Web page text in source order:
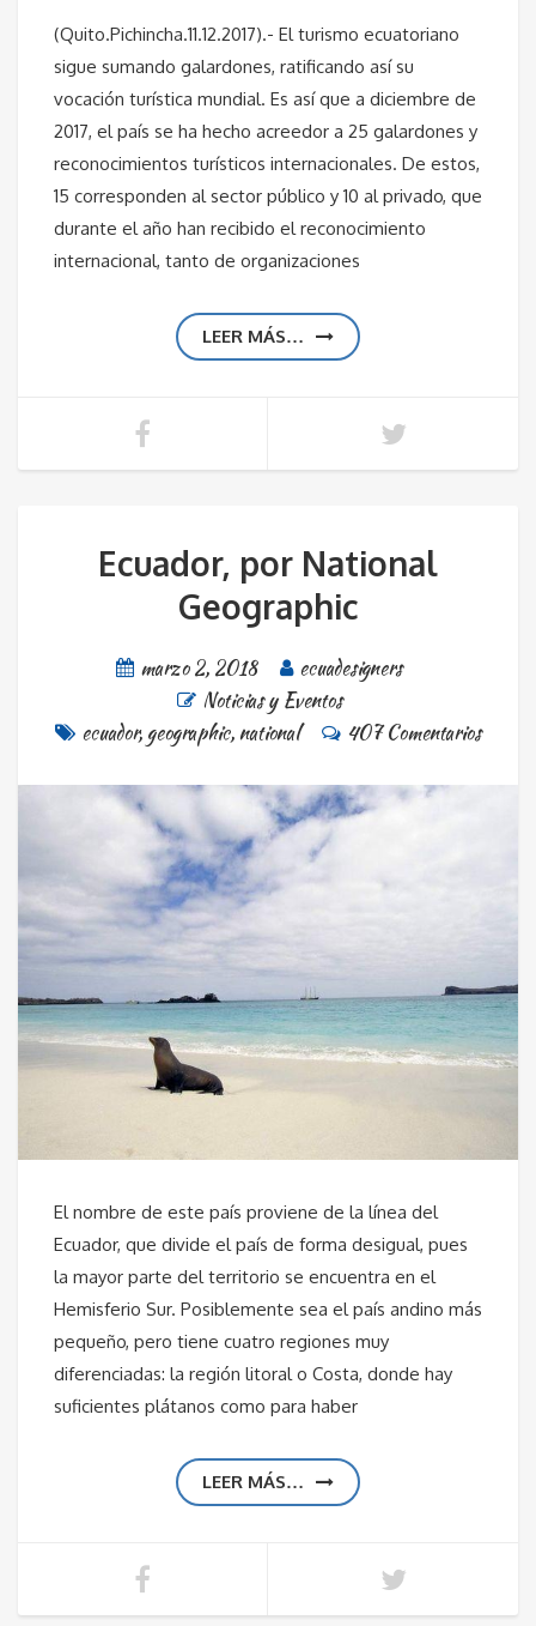
(Quito.Pichincha.11.12.2017).- El turismo ecuatoriano
sigue sumando galardones, ratificando así su
vocación turística mundial. Es así que a diciembre de
2017, el país se ha hecho acreedor a 25 galardones y
reconocimientos turísticos internacionales. De estos,
15 corresponden al sector público y 10 al privado, que
durante el año han recibido el reconocimiento
internacional, tanto de organizaciones
LEER MÁS…
Ecuador, por National
Geographic
marzo 2, 2018
ecuadesigners
Noticias y Eventos
ecuador, geographic, national 407 Comentarios
El nombre de este país proviene de la línea del
Ecuador, que divide el país de forma desigual, pues
la mayor parte del territorio se encuentra en el
Hemisferio Sur. Posiblemente sea el país andino más
pequeño, pero tiene cuatro regiones muy
diferenciadas: la región litoral o Costa, donde hay
suficientes plátanos como para haber
LEER MÁS…